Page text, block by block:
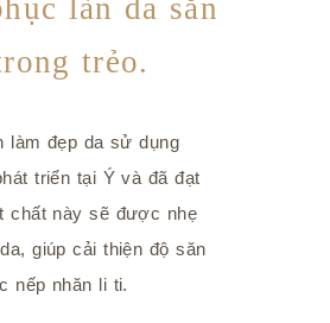
làn da săn
trẻo.
làm đẹp da sử dụng
triển tại Ý và đã đạt
chất này sẽ được nhẹ
giúp cải thiện độ săn
nếp nhăn li ti.